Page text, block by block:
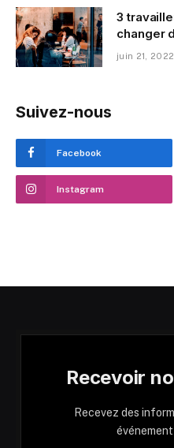
3
changer
juin 21, 2022
Suivez-nous
Facebook
Instagram
Recevoir
Recevez des